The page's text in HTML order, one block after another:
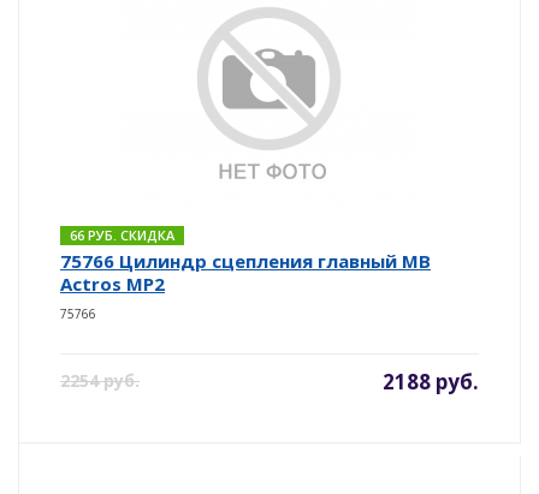
66 РУБ. СКИДКА
75766 Цилиндр сцепления главный MB
Actros MP2
75766
2254 руб. 2188 руб.